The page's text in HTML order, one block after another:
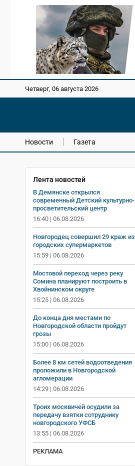
Четверг, 06 августа 2026
Новости Газета
Лента новостей
В Демянске открылся
современный Детский культурно-
просветительский центр
16:40 | 06.08.2026
Новгородец совершил 29 краж из
городских супермаркетов
15:59 | 06.08.2026
Мостовой переход через реку
Сомина планируют построить в
Хвойнинском округе
15:25 | 06.08.2026
До конца дня местами по
Новгородской области пройдут
грозы
15:00 | 06.08.2026
Более 8 км сетей водоотведения
проложили в Новгородской
агломерации
14:29 | 06.08.2026
Троих москвичей осудили за
передачу взятки сотруднику
новгородского УФСБ
13:55 | 06.08.2026
РЕКЛАМА